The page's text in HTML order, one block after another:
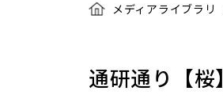
メディアライブラリ
通研通り【桜】